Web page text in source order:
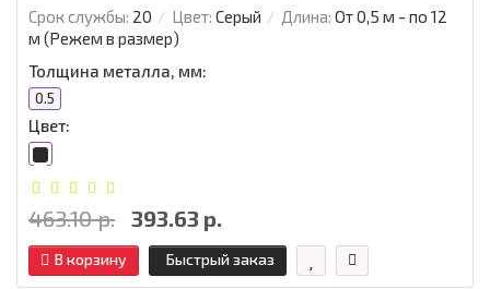
Срок службы: 20 Цвет: Серый Длина: От 0,5 м - по 12
м (Режем в размер)
Толщина металла, мм:
0.5
Цвет:
463.10 р. 393.63 р.
В корзину Быстрый заказ